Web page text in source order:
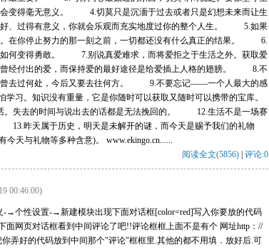
会变得毫无意义。 4.切莫只是沉湎于过去或者只是幻想未来而让生
好、过得有意义，你就会乐观而充实地度过你的整个人生。 5.如果
。在你停止努力的那一刻之前，一切都还没有什么真正的结果。 6.
如何变得勇敢。 7.别说真爱难求，而将爱拒之于生活之外。获取爱
曾经付出的爱，而保持爱的最好途径是给爱插上人格的翅膀。 8.不
曾去过何处，今后又要去往何方。 9.不要忘记——一个人最大的感
。知识没有重量，它是你随时可以获取又随时可以携带的宝库。
失去的时间与说出去的话都是无法挽回的。 12.生活不是一场赛
昨天属于历史，明天是未解开的谜，而今天是赐予我们的礼物
天与礼物等多种含意)。 www.ekingo.cn......
阅读全文(5856) 评论:0
00:46:00)
-→个性设置-→新建模块出现下面对话框[color=red]写入你要放的代码
面网页对话框看到中间评论了吧!!评论框框上面不是有个 网址http：//
弄好的代码放到中间那个"评论"框框里.其他的都不用填．放好后.可